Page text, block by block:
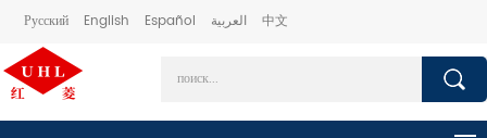
Русский English Español العربية 中文